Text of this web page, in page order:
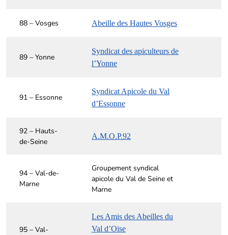
88 – Vosges Abeille des Hautes Vosges
89 – Yonne
Syndicat des apiculteurs de
l’Yonne
91 – Essonne
Syndicat Apicole du Val
d’Essonne
92 – Hauts-
de-Seine
A.M.O.P.92
94 – Val-de-
Marne
Groupement syndical
apicole du Val de Seine et
Marne
95 – Val-
Les Amis des Abeilles du
Val d’Oise